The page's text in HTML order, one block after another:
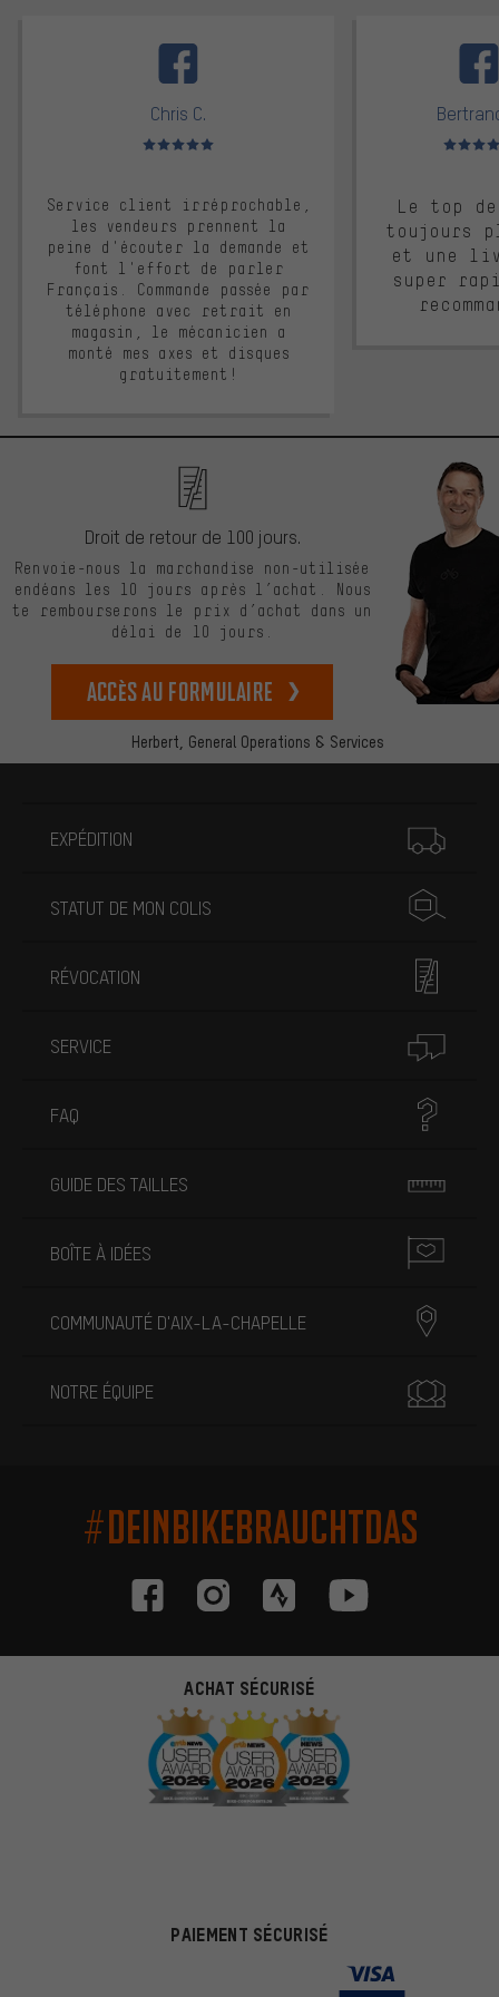
Chris C.
Note moyenne : 5 sur 5
Service client irréprochable,
les vendeurs prennent la
peine d'écouter la demande et
font l'effort de parler
Français. Commande passée par
téléphone avec retrait en
magasin, le mécanicien a
monté mes axes et disques
gratuitement!
Note
Le top
toujours
et une
super
Herbert, General Operations & Services
Droit de retour de 100 jours.
Renvoie-nous la marchandise non-utilisée
endéans les 10 jours après l’achat. Nous
te rembourserons le prix d’achat dans un
délai de 10 jours.
Accès au formulaire
EXPÉDITION
STATUT DE MON COLIS
RÉVOCATION
SERVICE
FAQ
GUIDE DES TAILLES
BOÎTE À IDÉES
COMMUNAUTÉ D'AIX-LA-CHAPELLE
NOTRE ÉQUIPE
#DEINBIKEBRAUCHTDAS
ACHAT SÉCURISÉ
PAIEMENT SÉCURISÉ